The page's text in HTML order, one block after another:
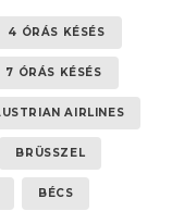
4 ÓRÁS KÉSÉS
7 ÓRÁS KÉSÉS
AIRLINES
BRÜSSZEL
BÉCS